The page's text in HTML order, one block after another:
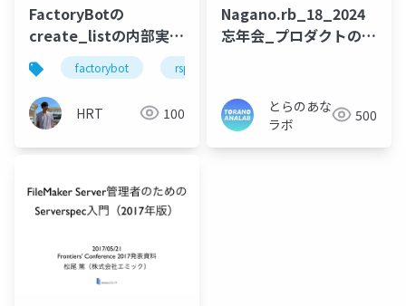
FactoryBotの
create_listの内部実装
から紐解くテストデー
タ生成戦略
factorybot rspec
HRT 100
Nagano.rb_18_2024
忘年会_プロダクトの
とらのあな
ラボ
500